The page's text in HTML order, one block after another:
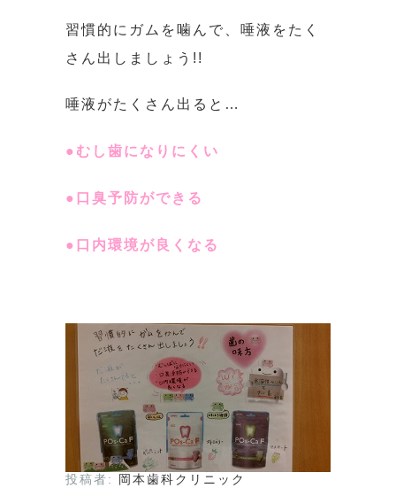
習慣的にガムを噛んで、唾液をたく
さん出しましょう!!
唾液がたくさん出ると…
●むし歯になりにくい
●口臭予防ができる
●口内環境が良くなる
投稿者: 岡本歯科クリニック